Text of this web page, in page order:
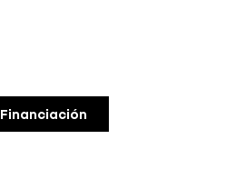
Financiación